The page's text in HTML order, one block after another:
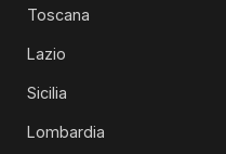
Toscana
Lazio
Sicilia
Lombardia